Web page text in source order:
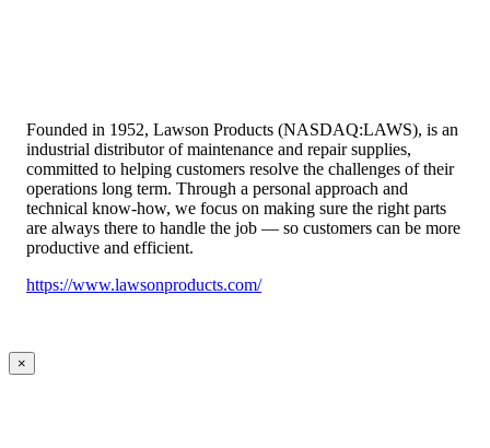
Founded in 1952, Lawson Products (NASDAQ:LAWS), is an
industrial distributor of maintenance and repair supplies,
committed to helping customers resolve the challenges of their
operations long term. Through a personal approach and
technical know-how, we focus on making sure the right parts
are always there to handle the job — so customers can be more
productive and efficient.
https://www.lawsonproducts.com/
×